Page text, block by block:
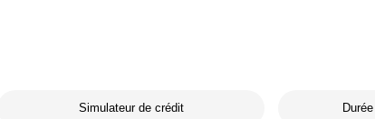
Simulateur de crédit